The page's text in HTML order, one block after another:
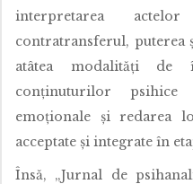
interpretarea
contratransferul, puterea
atâtea modalități de
conținuturilor psihice
emoționale și redarea
acceptate și integrate în
Însă, „Jurnal de